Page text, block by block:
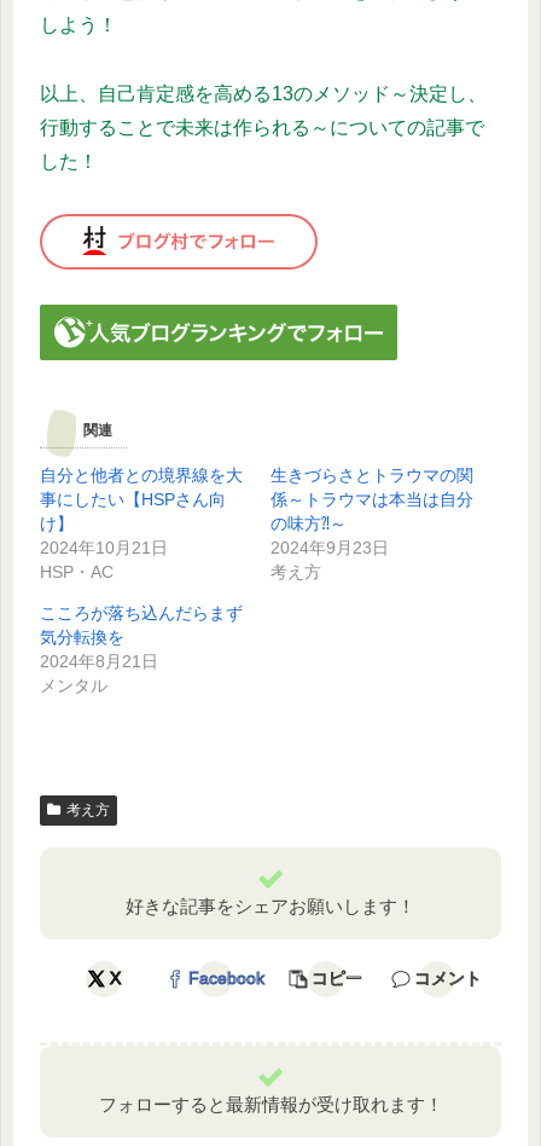
しよう！
以上、自己肯定感を高める13のメソッド～決定し、
行動することで未来は作られる～についての記事で
した！
関連
自分と他者との境界線を大
事にしたい【HSPさん向
け】
2024年10月21日
HSP・AC
生きづらさとトラウマの関
係～トラウマは本当は自分
の味方⁈～
2024年9月23日
考え方
こころが落ち込んだらまず
気分転換を
2024年8月21日
メンタル
考え方
好きな記事をシェアお願いします！
X Facebook コピー コメント
フォローすると最新情報が受け取れます！